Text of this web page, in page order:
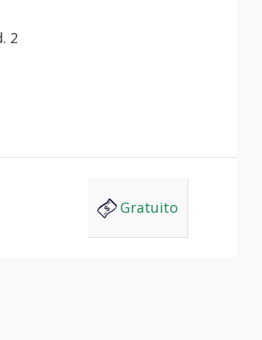
Gratuito